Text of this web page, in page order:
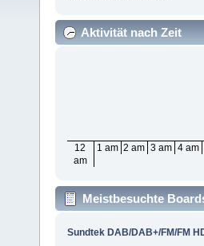
Aktivität nach Zeit
12
am
1 am 2 am 3 am 4 am
Meistbesuchte
Sundtek DAB/DAB+/FM/FM